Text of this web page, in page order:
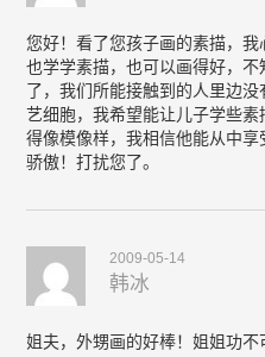
您好！看了您孩子画的素描，
也学学素描，也可以画得好，
了，我们所能接触到的人里边
艺细胞，我希望能让儿子学些
得像模像样，我相信他能从中
骄傲！打扰您了。
2009-05-14
韩冰
姐夫，外甥画的好棒！姐姐功不